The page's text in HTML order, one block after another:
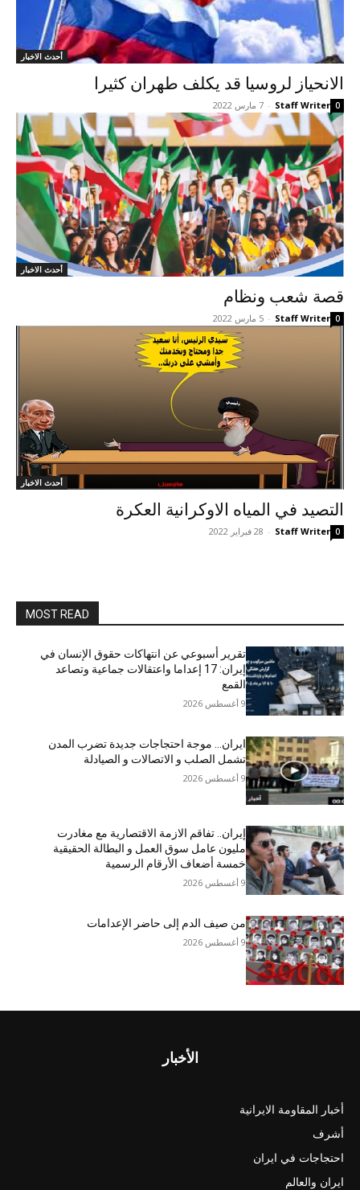
أحدث الاخبار
الانحياز لروسيا قد يکلف طهران کثيرا
Staff Writer
- 7 مارس 2022 0
أحدث الاخبار
قصة شعب ونظام
Staff Writer
- 5 مارس 2022 0
أحدث الاخبار
التصيد في المياه الاوکرانية العکرة
Staff Writer
- 28 فبراير 2022 0
MOST READ
تقرير أسبوعي عن انتهاكات حقوق الإنسان في
إيران: 17 إعداما واعتقالات جماعية وتصاعد
القمع
9 أغسطس 2026
ایران… موجة احتجاجات جديدة تضرب المدن
تشمل الصلب و الاتصالات و الصیادلة
9 أغسطس 2026
إيران.. تفاقم الازمة الاقتصاریة مع مغادرت
مليون عامل سوق العمل و البطالة الحقيقية
خمسة أضعاف الأرقام الرسمية
9 أغسطس 2026
من صيف الدم إلى حاضر الإعدامات
9 أغسطس 2026
الأخبار
أخبار المقاومة الايرانية
أشرف
احتجاجات في ايران
ايران والعالم